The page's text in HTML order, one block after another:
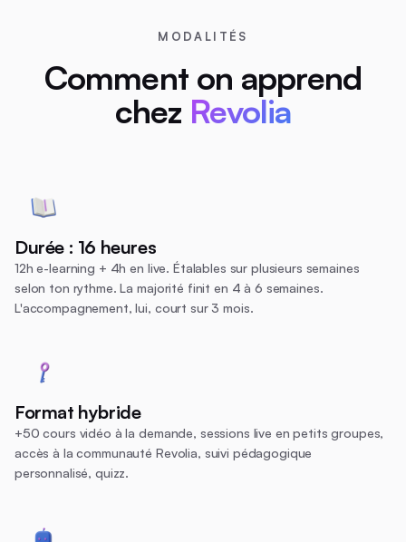
MODALITÉS
Comment on apprend
chez Revolia
Durée : 16 heures
12h e-learning + 4h en live. Étalables sur plusieurs semaines
selon ton rythme. La majorité finit en 4 à 6 semaines.
L'accompagnement, lui, court sur 3 mois.
Format hybride
+50 cours vidéo à la demande, sessions live en petits groupes,
accès à la communauté Revolia, suivi pédagogique
personnalisé, quizz.